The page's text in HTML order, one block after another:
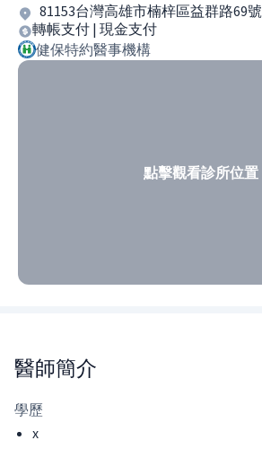
81153台灣高雄市楠梓區益群路69號
轉帳支付 | 現金支付
健保特約醫事機構
點擊觀看診所位置
醫師簡介
學歷
x